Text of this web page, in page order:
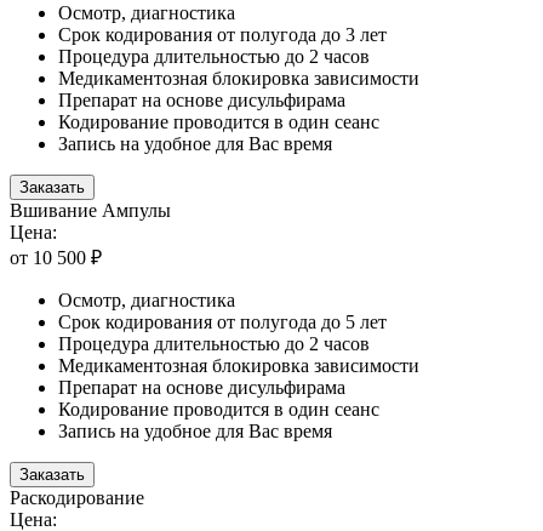
Осмотр, диагностика
Срок кодирования от полугода до 3 лет
Процедура длительностью до 2 часов
Медикаментозная блокировка зависимости
Препарат на основе дисульфирама
Кодирование проводится в один сеанс
Запись на удобное для Вас время
Заказать
Вшивание Ампулы
Цена:
от 10 500 ₽
Осмотр, диагностика
Срок кодирования от полугода до 5 лет
Процедура длительностью до 2 часов
Медикаментозная блокировка зависимости
Препарат на основе дисульфирама
Кодирование проводится в один сеанс
Запись на удобное для Вас время
Заказать
Раскодирование
Цена: